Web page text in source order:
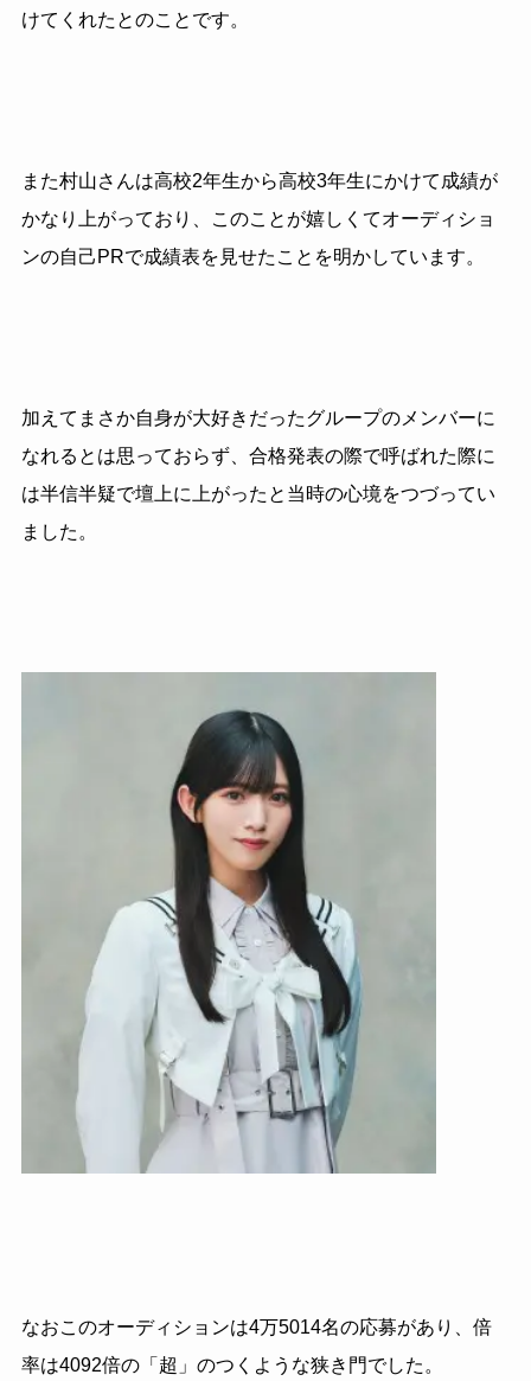
けてくれたとのことです。
また村山さんは高校2年生から高校3年生にかけて成績が
かなり上がっており、このことが嬉しくてオーディショ
ンの自己PRで成績表を見せたことを明かしています。
加えてまさか自身が大好きだったグループのメンバーに
なれるとは思っておらず、合格発表の際で呼ばれた際に
は半信半疑で壇上に上がったと当時の心境をつづってい
ました。
なおこのオーディションは4万5014名の応募があり、倍
率は4092倍の「超」のつくような狭き門でした。